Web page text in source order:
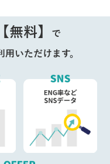
無料】 で
用いただけます。